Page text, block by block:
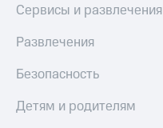
Сервисы и развлечения
Развлечения
Безопасность
Детям и родителям